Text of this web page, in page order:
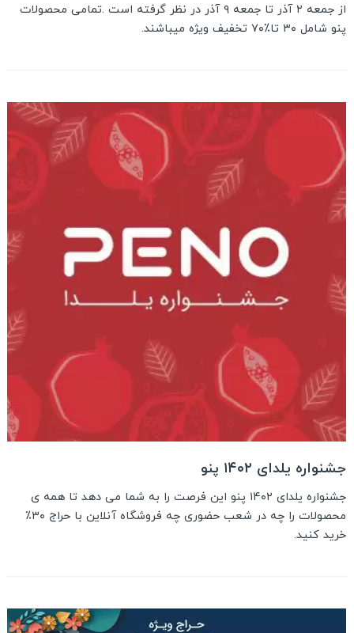
از جمعه ۲ آذر تا جمعه ۹ آذر در نظر گرفته است .تمامی محصولات
پنو شامل ۳۰ تا٪۷۰ تخفیف ویژه میباشند.
جشنواره یلدای ۱۴۰۲ پنو
جشنواره یلدای ۱۴۰۲ پنو این فرصت را به شما می دهد تا همه ی
محصولات را چه در شعب حضوری چه فروشگاه آنلاین با حراج ۳۰٪
خرید کنید.